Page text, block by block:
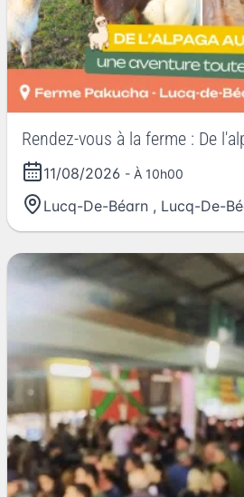
Rendez-vous à la ferme : De
11/08/2026 - À 10h00
Lucq-De-Béarn , Lucq-De-